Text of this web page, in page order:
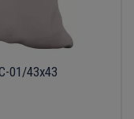
01/43x43